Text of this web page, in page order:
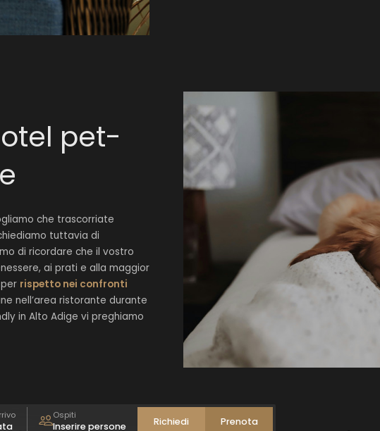
pet-
che trascorriate
tuttavia di
di ricordare che il vostro
ai prati e alla maggior
rispetto nei confronti
nell’area ristorante durante
in Alto Adige vi preghiamo
Ospiti
Inserire persone
Adulti(o) - 1 +
Richiedi Prenota